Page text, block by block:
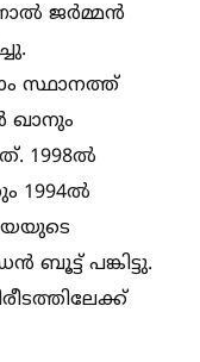
ജർമ്മൻ
സ്ഥാനത്ത്
ഖാനും
1998ല്‍
1994ല്‍
പങ്കിട്ടു.